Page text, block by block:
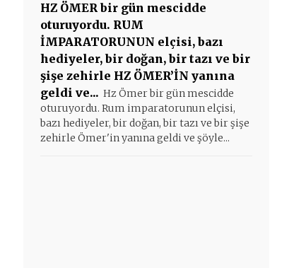
HZ ÖMER bir gün mescidde
oturuyordu. RUM
İMPARATORUNUN elçisi, bazı
hediyeler, bir doğan, bir tazı ve bir
şişe zehirle HZ ÖMER’İN yanına
geldi ve... Hz Ömer bir gün mescidde
oturuyordu. Rum imparatorunun elçisi,
bazı hediyeler, bir doğan, bir tazı ve bir şişe
zehirle Ömer'in yanına geldi ve şöyle...